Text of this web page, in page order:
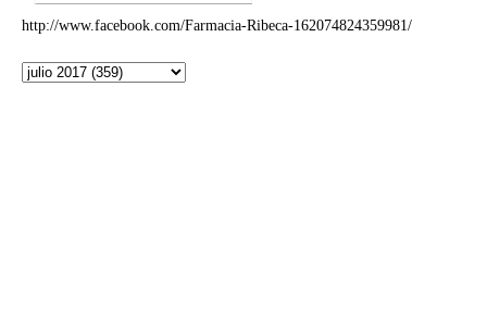
http://www.facebook.com/Farmacia-Ribeca-162074824359981/